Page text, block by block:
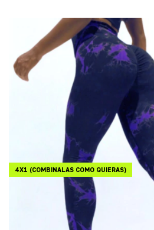
4X1 (COMBINALAS COMO QUIERAS)